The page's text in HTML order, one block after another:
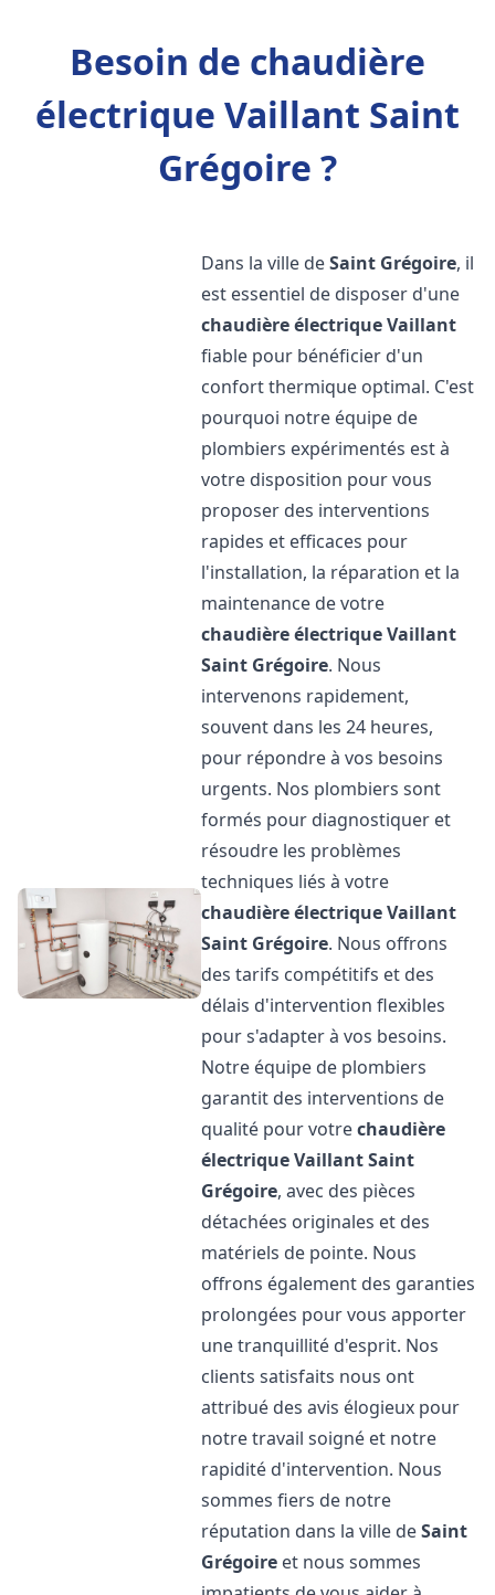
Besoin de chaudière
électrique Vaillant Saint
Grégoire ?
Dans la ville deSaint Grégoire, il
est essentiel de disposer d'une
chaudière électrique Vaillant
fiable pour bénéficier d'un
confort thermique optimal. C'est
pourquoi notre équipe de
plombiers expérimentés est à
votre disposition pour vous
proposer des interventions
rapides et efficaces pour
l'installation, la réparation et la
maintenance de votre
chaudière électrique Vaillant
Saint Grégoire. Nous
intervenons rapidement,
souvent dans les 24 heures,
pour répondre à vos besoins
urgents. Nos plombiers sont
formés pour diagnostiquer et
résoudre les problèmes
techniques liés à votre
chaudière électrique Vaillant
Saint Grégoire. Nous offrons
des tarifs compétitifs et des
délais d'intervention flexibles
pour s'adapter à vos besoins.
Notre équipe de plombiers
garantit des interventions de
qualité pour votrechaudière
électrique VaillantSaint
Grégoire, avec des pièces
détachées originales et des
matériels de pointe. Nous
offrons également des garanties
prolongées pour vous apporter
une tranquillité d'esprit. Nos
clients satisfaits nous ont
attribué des avis élogieux pour
notre travail soigné et notre
rapidité d'intervention. Nous
sommes fiers de notre
réputation dans la ville deSaint
Grégoire et nous sommes